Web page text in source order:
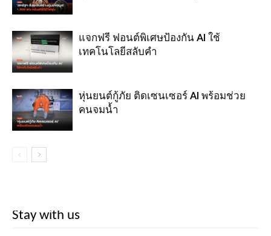
แจกฟรี ฟอนต์พิเศษป้องกัน AI ใช้
เทคโนโลยีสลับคำ
หุ่นยนต์กู้ภัย ติดเซนเซอร์ AI พร้อมช่วย
คนจมน้ำ
Stay with us